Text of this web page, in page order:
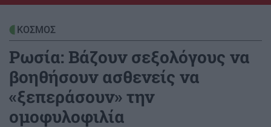
ΚΟΣΜΟΣ
Ρωσία: Βάζουν σεξολόγους να
βοηθήσουν ασθενείς να
«ξεπεράσουν» την
ομοφυλοφιλία